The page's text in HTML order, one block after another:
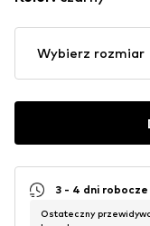
Wybierz rozmiar
3 - 4 dni robocze
Ostateczny